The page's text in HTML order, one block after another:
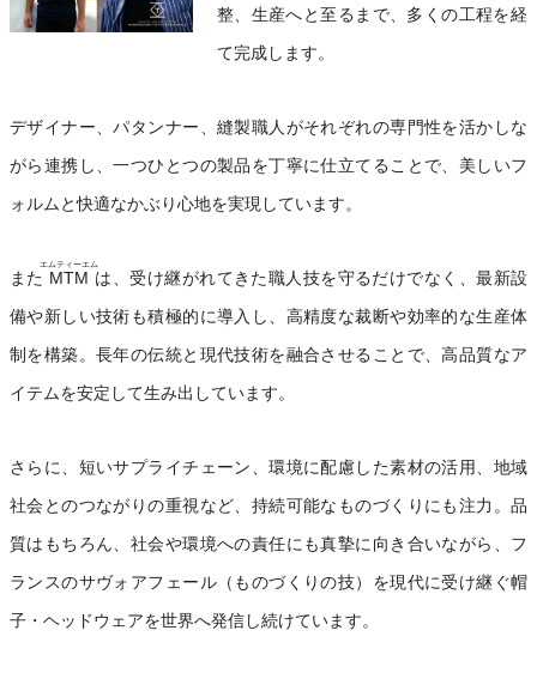
整、生産へと至るまで、多くの工程を経
て完成します。
デザイナー、パタンナー、縫製職人がそれぞれの専門性を活かしな
がら連携し、一つひとつの製品を丁寧に仕立てることで、美しいフ
ォルムと快適なかぶり心地を実現しています。
また MTM
エムティーエム
は、受け継がれてきた職人技を守るだけでなく、最新設
備や新しい技術も積極的に導入し、高精度な裁断や効率的な生産体
制を構築。長年の伝統と現代技術を融合させることで、高品質なア
イテムを安定して生み出しています。
さらに、短いサプライチェーン、環境に配慮した素材の活用、地域
社会とのつながりの重視など、持続可能なものづくりにも注力。品
質はもちろん、社会や環境への責任にも真摯に向き合いながら、フ
ランスのサヴォアフェール（ものづくりの技）を現代に受け継ぐ帽
子・ヘッドウェアを世界へ発信し続けています。